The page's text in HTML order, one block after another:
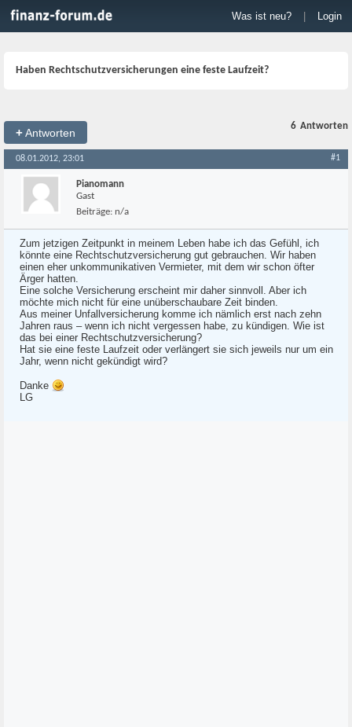
Was ist neu? Login
Haben Rechtschutzversicherungen eine feste Laufzeit?
+Antworten
6 Antworten
08.01.2012, 23:01 #1
Pianomann
Gast
Beiträge: n/a
Zum jetzigen Zeitpunkt in meinem Leben habe ich das Gefühl, ich
könnte eine Rechtschutzversicherung gut gebrauchen. Wir haben
einen eher unkommunikativen Vermieter, mit dem wir schon öfter
Ärger hatten.
Eine solche Versicherung erscheint mir daher sinnvoll. Aber ich
möchte mich nicht für eine unüberschaubare Zeit binden.
Aus meiner Unfallversicherung komme ich nämlich erst nach zehn
Jahren raus – wenn ich nicht vergessen habe, zu kündigen. Wie ist
das bei einer Rechtschutzversicherung?
Hat sie eine feste Laufzeit oder verlängert sie sich jeweils nur um ein
Jahr, wenn nicht gekündigt wird?
Danke
LG